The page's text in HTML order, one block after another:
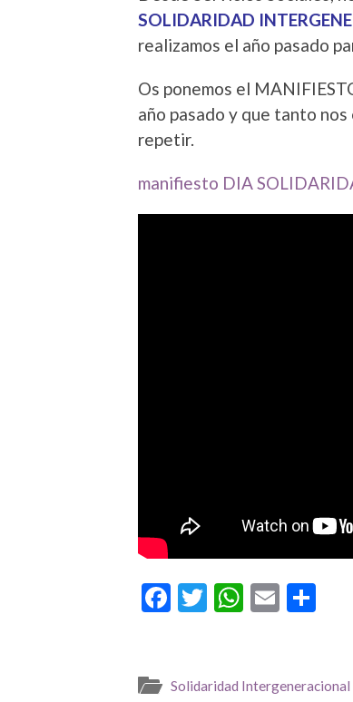
SOLIDARIDAD
realizamos el año pasado
Os ponemos el
año pasado y que tanto
repetir.
manifiesto DIA
Facebook
TwitterEmail
Solidaridad Intergeneracional